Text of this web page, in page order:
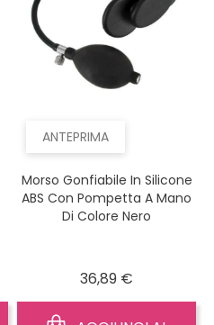
ANTEPRIMA
Morso Gonfiabile In Silicone
ABS Con Pompetta A Mano
Di Colore Nero
36,89 €